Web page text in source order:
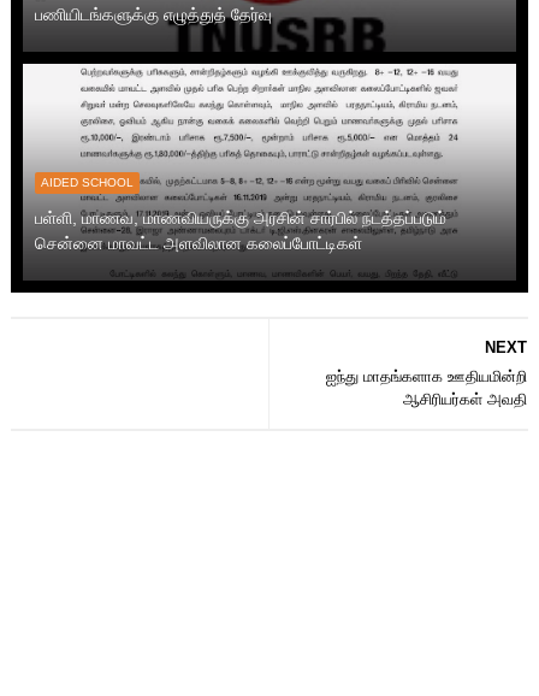
பணியிடங்களுக்கு எழுத்துத் தேர்வு
AIDED SCHOOL
பள்ளி, மாணவ, மாணவியருக்கு அரசின் சார்பில் நடத்தப்படும்
சென்னை மாவட்ட அளவிலான கலைப்போட்டிகள்
NEXT
ஐந்து மாதங்களாக ஊதியமின்றி
ஆசிரியர்கள் அவதி